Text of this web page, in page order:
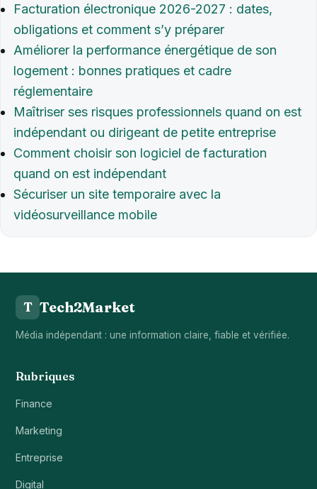
Facturation électronique 2026-2027 : dates,
obligations et comment s’y préparer
Améliorer la performance énergétique de son
logement : bonnes pratiques et cadre
réglementaire
Maîtriser ses risques professionnels quand on est
indépendant ou dirigeant de petite entreprise
Comment choisir son logiciel de facturation
quand on est indépendant
Sécuriser un site temporaire avec la
vidéosurveillance mobile
T Tech2Market
Média indépendant : une information claire, fiable et vérifiée.
Rubriques
Finance
Marketing
Entreprise
Digital